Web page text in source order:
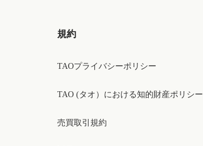
規約
TAOプライバシーポリシー
TAO (タオ）における知的財産ポリシー
売買取引規約